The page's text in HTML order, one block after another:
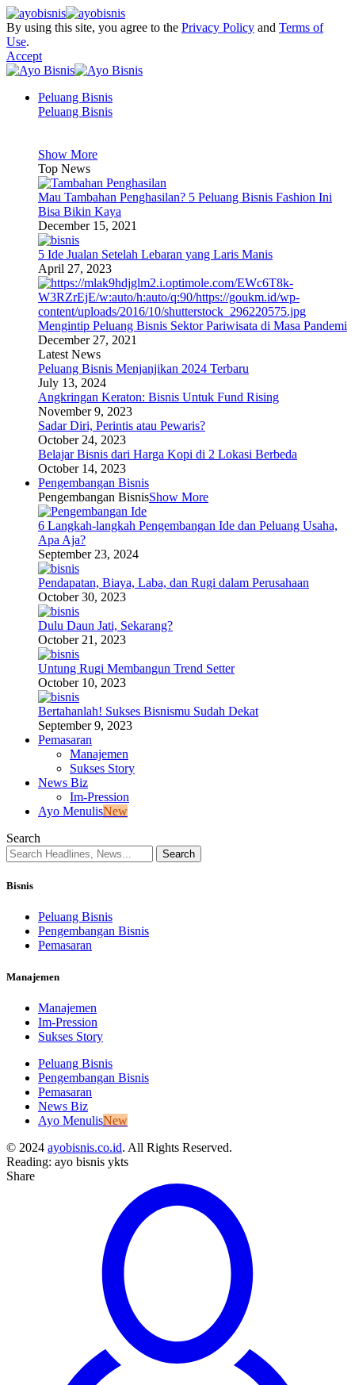
By using this site, you agree to the Privacy Policy and Terms of
Use.
Accept
Peluang Bisnis
Peluang Bisnis
Show More
Top News
Mau Tambahan Penghasilan? 5 Peluang Bisnis Fashion Ini
Bisa Bikin Kaya
December 15, 2021
5 Ide Jualan Setelah Lebaran yang Laris Manis
April 27, 2023
Mengintip Peluang Bisnis Sektor Pariwisata di Masa Pandemi
December 27, 2021
Latest News
Peluang Bisnis Menjanjikan 2024 Terbaru
July 13, 2024
Angkringan Keraton: Bisnis Untuk Fund Rising
November 9, 2023
Sadar Diri, Perintis atau Pewaris?
October 24, 2023
Belajar Bisnis dari Harga Kopi di 2 Lokasi Berbeda
October 14, 2023
Pengembangan Bisnis
Pengembangan BisnisShow More
6 Langkah-langkah Pengembangan Ide dan Peluang Usaha,
Apa Aja?
September 23, 2024
Pendapatan, Biaya, Laba, dan Rugi dalam Perusahaan
October 30, 2023
Dulu Daun Jati, Sekarang?
October 21, 2023
Untung Rugi Membangun Trend Setter
October 10, 2023
Bertahanlah! Sukses Bisnismu Sudah Dekat
September 9, 2023
Pemasaran
Manajemen
Sukses Story
News Biz
Im-Pression
Ayo MenulisNew
Search
Bisnis
Peluang Bisnis
Pengembangan Bisnis
Pemasaran
Manajemen
Manajemen
Im-Pression
Sukses Story
Peluang Bisnis
Pengembangan Bisnis
Pemasaran
News Biz
Ayo MenulisNew
© 2024 ayobisnis.co.id. All Rights Reserved.
Reading: ayo bisnis ykts
Share